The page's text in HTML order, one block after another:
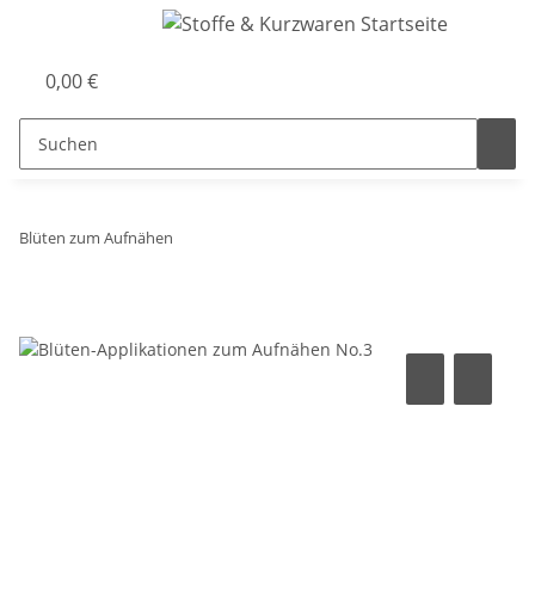
0,00 €
Blüten zum Aufnähen